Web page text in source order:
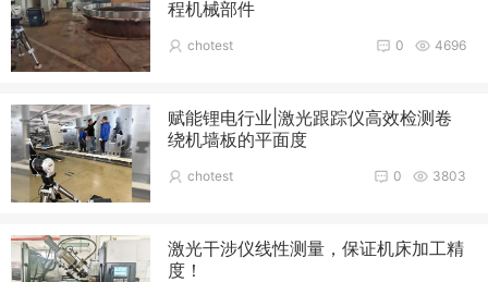
程机械部件
4696
0
chotest
赋能锂电行业|激光跟踪仪高效检测卷
绕机墙板的平面度
3803
0
chotest
激光干涉仪线性测量，保证机床加工精
度！